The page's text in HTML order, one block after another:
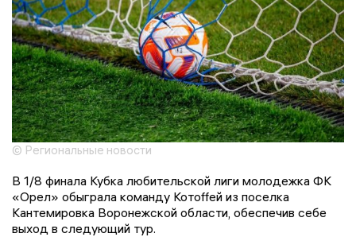
© Региональные новости
В 1/8 финала Кубка любительской лиги молодежка ФК
«Орел» обыграла команду Котоffей из поселка
Кантемировка Воронежской области, обеспечив себе
выход в следующий тур.